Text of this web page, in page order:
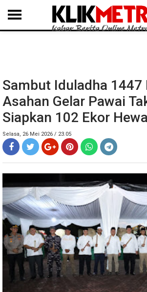
MEDAN LANGKAT DAIRI SAMOSIR TAPUT
Sambut Iduladha 1447
Asahan Gelar Pawai
Siapkan 102 Ekor
Selasa, 26 Mei 2026 / 23.05